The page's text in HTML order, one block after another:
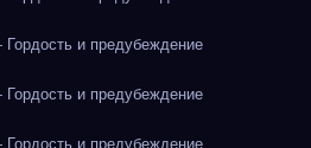
и предубеждение
и предубеждение
и предубеждение